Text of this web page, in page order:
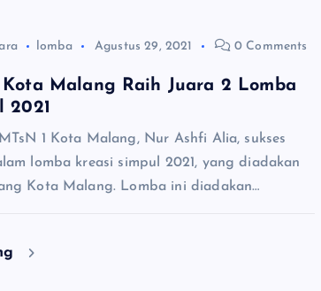
lomba Agustus 29, 2021 0 Comments
Kota Malang Raih Juara 2 Lomba
2021
1 Kota Malang, Nur Ashfi Alia, sukses
lomba kreasi simpul 2021, yang diadakan
Kota Malang. Lomba ini diadakan…